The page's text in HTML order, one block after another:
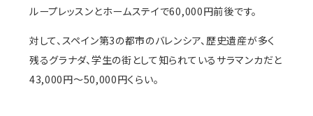
ループレッスンとホームステイで60,000円前後です。
対して、スペイン第3の都市のバレンシア、歴史遺産が多く
残るグラナダ、学生の街として知られているサラマンカだと
43,000円〜50,000円くらい。